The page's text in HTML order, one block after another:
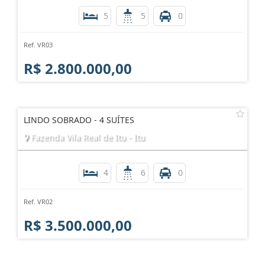
5 5 0
Ref. VR03
R$ 2.800.000,00
LINDO SOBRADO - 4 SUÍTES
Fazenda Vila Real de Itu - Itu
4 6 0
Ref. VR02
R$ 3.500.000,00